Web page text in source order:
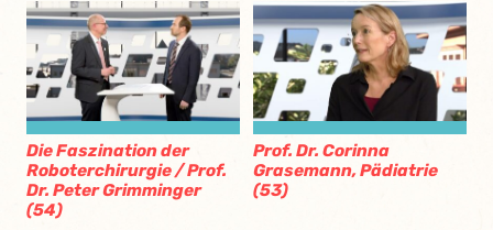
Die Faszination der
Roboterchirurgie / Prof.
Dr. Peter Grimminger
(54)
Prof. Dr. Corinna
Grasemann, Pädiatrie
(53)